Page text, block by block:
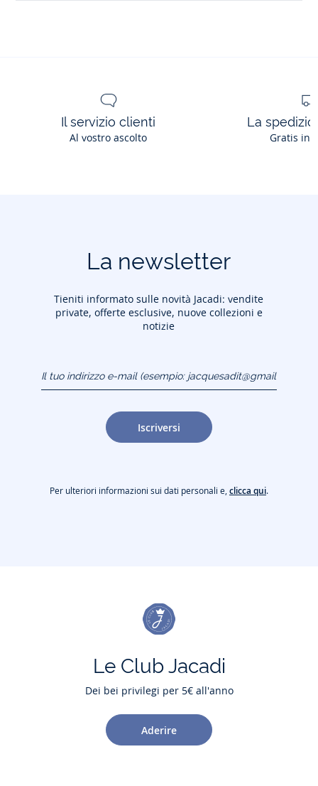
Il servizio clienti
Al vostro ascolto
La
Gratis in
La newsletter
Tieniti informato sulle novità Jacadi: vendite
private, offerte esclusive, nuove collezioni e
notizie
(esempio:
jacquesadit@gmail.com)
Iscriversi
Per ulteriori informazioni sui dati personali e,clicca qui.
Le Club Jacadi
Dei bei privilegi per 5€ all'anno
Aderire